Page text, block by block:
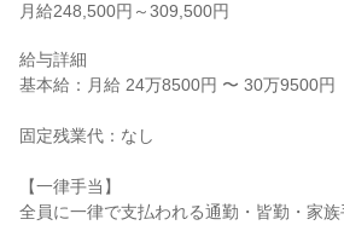
月給248,500円～309,500円
給与詳細
基本給：月給 24万8500円 〜 30万9500円
固定残業代：なし
【一律手当】
全員に一律で支払われる通勤・皆勤・家